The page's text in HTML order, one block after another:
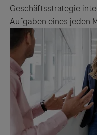
Geschäftsstrategie
Aufgaben eines jeden